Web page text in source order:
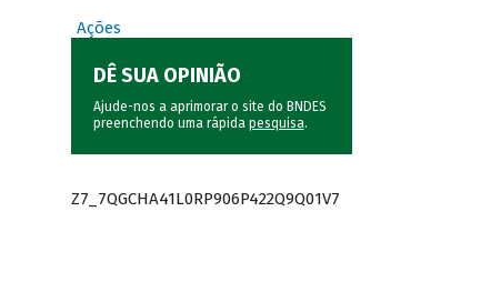
Ações
DÊ SUA OPINIÃO
Ajude-nos a aprimorar o site do BNDES
preenchendo uma rápida pesquisa.
Z7_7QGCHA41L0RP906P422Q9Q01V7